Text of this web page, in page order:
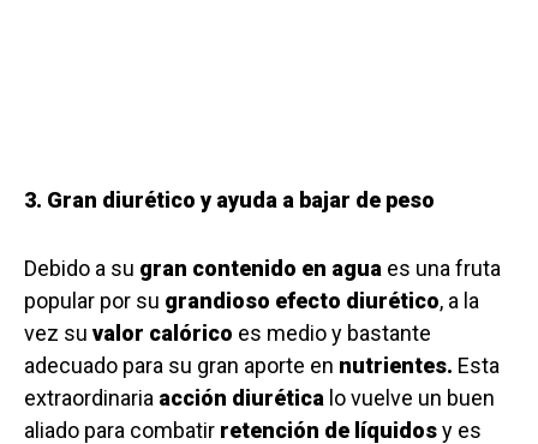
3. Gran diurético y ayuda a bajar de peso
Debido a su gran contenido en agua es una fruta
popular por su grandioso efecto diurético, a la
vez su valor calórico es medio y bastante
adecuado para su gran aporte en nutrientes. Esta
extraordinaria acción diurética lo vuelve un buen
aliado para combatir retención de líquidosy es